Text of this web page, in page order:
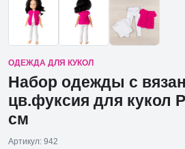
ОДЕЖДА ДЛЯ КУКОЛ
Набор одежды с
цв.фуксия для кукол
см
Артикул: 942